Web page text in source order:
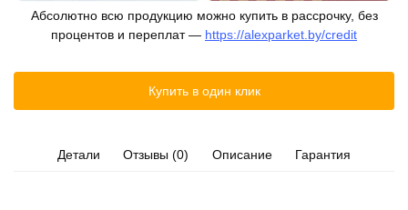
Абсолютно всю продукцию можно купить в рассрочку, без
процентов и переплат — https://alexparket.by/credit
Купить в один клик
Детали Отзывы (0) Описание Гарантия